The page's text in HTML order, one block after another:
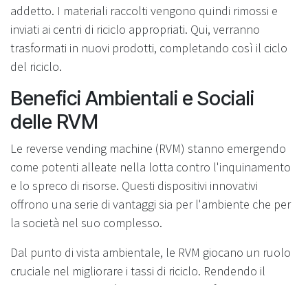
addetto. I materiali raccolti vengono quindi rimossi e
inviati ai centri di riciclo appropriati. Qui, verranno
trasformati in nuovi prodotti, completando così il ciclo
del riciclo.
Benefici Ambientali e Sociali
delle RVM
Le reverse vending machine (RVM) stanno emergendo
come potenti alleate nella lotta contro l'inquinamento
e lo spreco di risorse. Questi dispositivi innovativi
offrono una serie di vantaggi sia per l'ambiente che per
la società nel suo complesso.
Dal punto di vista ambientale, le RVM giocano un ruolo
cruciale nel migliorare i tassi di riciclo. Rendendo il